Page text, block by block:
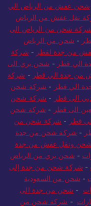
شحن عفش من الرياض الي
نقل عفش من الرياض
شحن من الرياض الي
- شحن من الرياض
من جدة لقطر - شركة
الي قطر - شحن بري الى
من جدة الي قطر - شركة
الي قطر - شركة شحن
الى قطر - شركة شحن
الى قطر - شركة شحن
قطر - شركة شحن من
- شركة شحن من جدة
شحن ونقل عفش من جدة
- شحن بري من الرياض
- شركة شحن من جدة إلى
- شحن من السعودية
- شحن من جدة الى
- شركة شحن من